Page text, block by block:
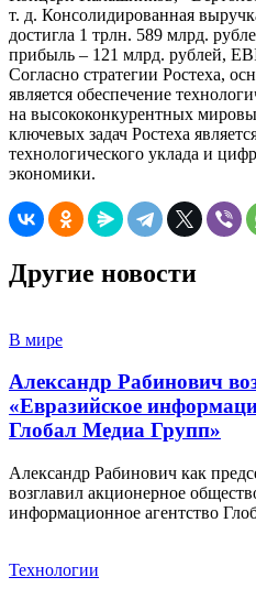
т. д. Консолидированная
достигла 1 трлн. 589 млрд.
прибыль – 121 млрд. рублей,
Согласно стратегии Ростеха,
является обеспечение
на высококонкурентных
ключевых задач Ростеха
технологического уклада и
экономики.
Другие новости
В мире
Александр Рабинович
«Евразийское
Глобал Медиа Групп»
Александр Рабинович как
возглавил акционерное
информационное агентство
Технологии